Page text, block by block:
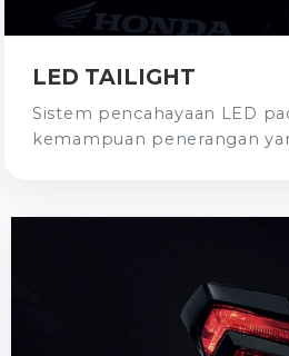
LED TAILIGHT
Sistem pencahayaan LED
kemampuan penerangan